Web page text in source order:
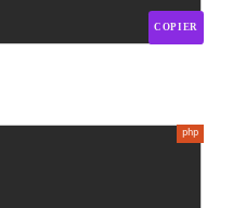
COPIER